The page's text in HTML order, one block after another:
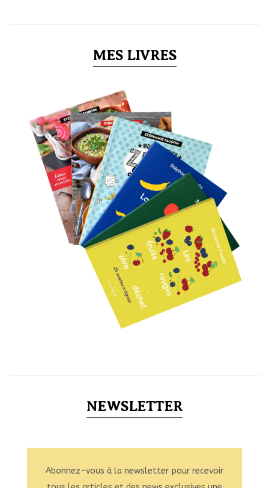
MES LIVRES
NEWSLETTER
Abonnez-vous à la newsletter pour recevoir